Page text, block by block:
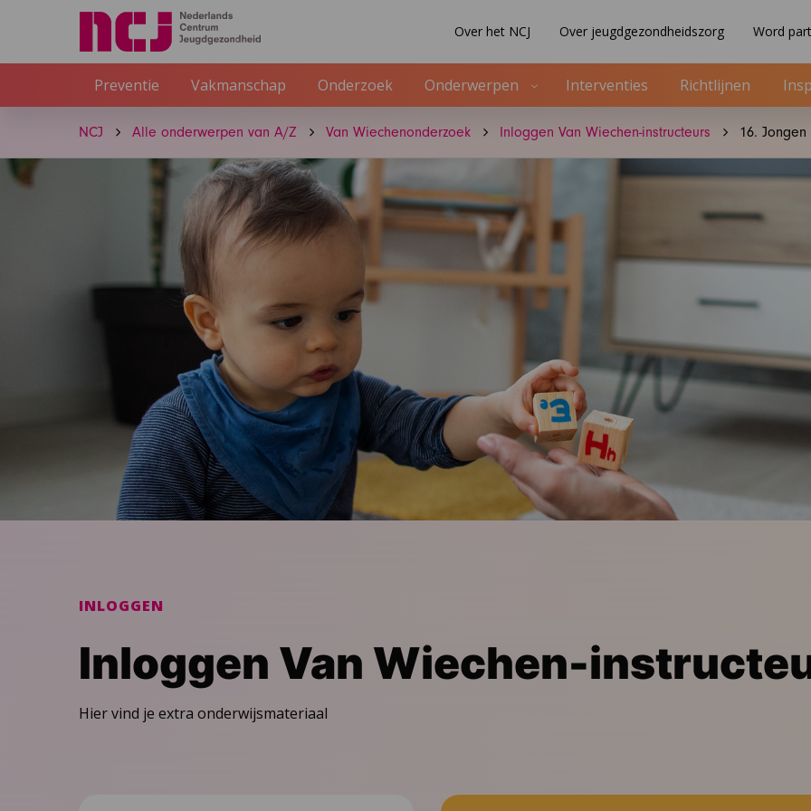
Over het NCJ Over jeugdgezondheidszorg Word
Preventie Vakmanschap Onderzoek Onderwerpen Interventies Richtlijnen
NCJ Alle onderwerpen van A/Z Van Wiechenonderzoek Inloggen Van Wiechen-instructeurs 16.
INLOGGEN
Inloggen Van Wiechen-
Hier vind je extra onderwijsmateriaal